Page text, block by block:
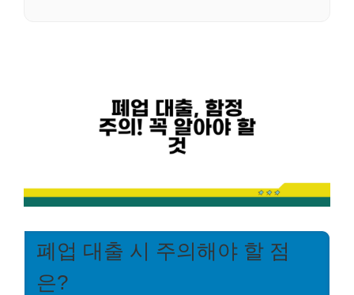
폐업 대출 시 주의해야 할 점
은?